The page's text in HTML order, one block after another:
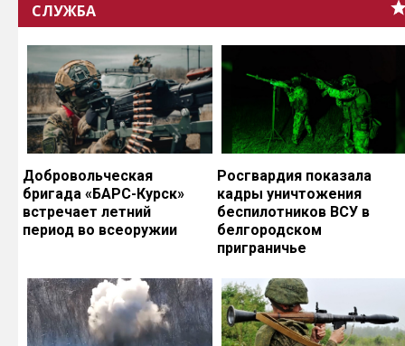
СЛУЖБА
Добровольческая
бригада «БАРС-Курск»
встречает летний
период во всеоружии
Росгвардия показала
кадры уничтожения
беспилотников ВСУ в
белгородском
приграничье